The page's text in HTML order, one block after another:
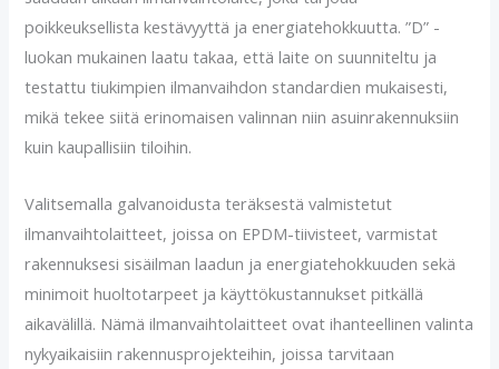
poikkeuksellista kestävyyttä ja energiatehokkuutta. ”D” -
luokan mukainen laatu takaa, että laite on suunniteltu ja
testattu tiukimpien ilmanvaihdon standardien mukaisesti,
mikä tekee siitä erinomaisen valinnan niin asuinrakennuksiin
kuin kaupallisiin tiloihin.
Valitsemalla galvanoidusta teräksestä valmistetut
ilmanvaihtolaitteet, joissa on EPDM-tiivisteet, varmistat
rakennuksesi sisäilman laadun ja energiatehokkuuden sekä
minimoit huoltotarpeet ja käyttökustannukset pitkällä
aikavälillä. Nämä ilmanvaihtolaitteet ovat ihanteellinen valinta
nykyaikaisiin rakennusprojekteihin, joissa tarvitaan